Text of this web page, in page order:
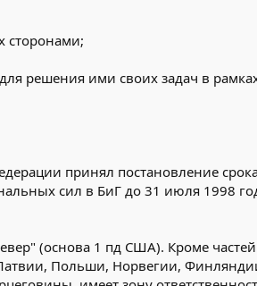
сторонами;
решения ими своих задач в
принял постановление
сил в БиГ до 31 июля 1998
(основа 1 пд США). Кроме
Польши, Норвегии,